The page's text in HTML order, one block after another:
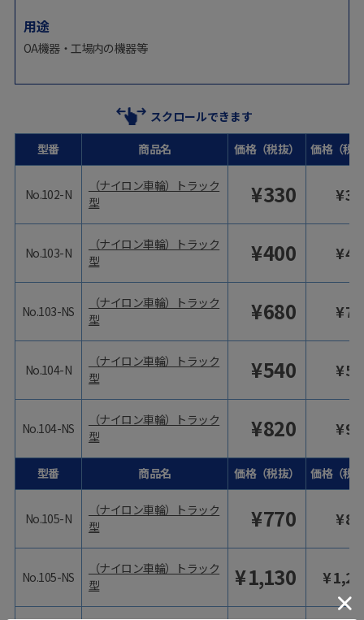
用途
OA機器・工場内の機器等
スクロールできます
型番
No.102-N
No.103-N
No.103-NS
No.104-N
No.104-NS
型番
No.105-N
No.105-NS
商品名 価格（税抜） 価格（税
（ナイロン車輪）トラック
型
¥330 ¥
（ナイロン車輪）トラック
型
¥400 ¥
（ナイロン車輪）トラック
型
¥680 ¥
（ナイロン車輪）トラック
型
¥540 ¥
（ナイロン車輪）トラック
型
¥820 ¥
商品名 価格（税抜） 価格（税
（ナイロン車輪）トラック
型
¥770 ¥
（ナイロン車輪）トラック
型
¥1,130 ¥